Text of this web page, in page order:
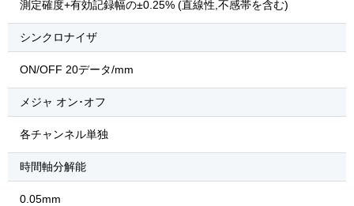
測定確度+有効記録幅の±0.25% (直線性,不感帯を含む)
シンクロナイザ
ON/OFF 20データ/mm
メジャ オン･オフ
各チャンネル単独
時間軸分解能
0.05mm